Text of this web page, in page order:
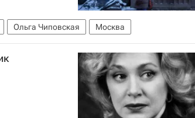
Ольга Чиповская Москва